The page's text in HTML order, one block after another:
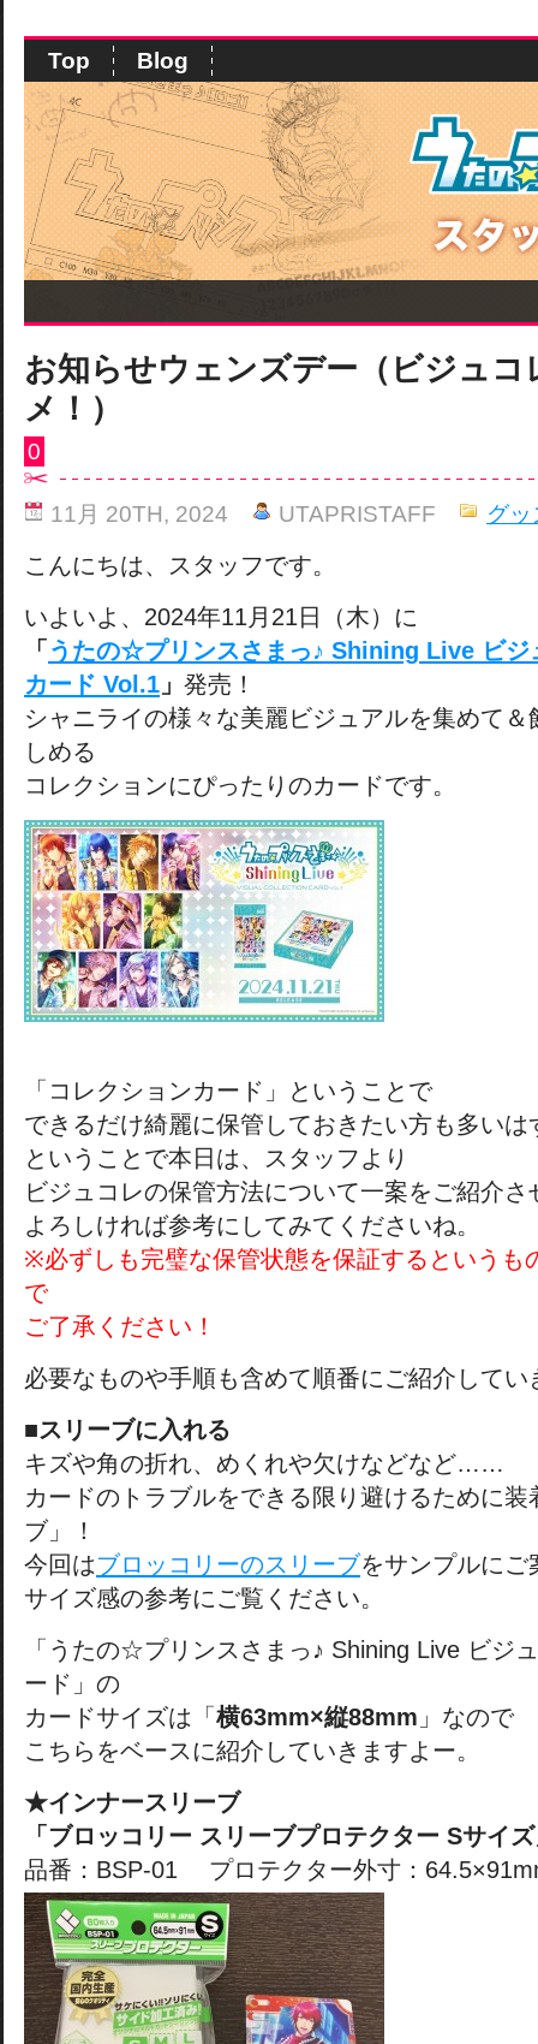
Top Blog
お知らせウェンズデー（ビジュコ
メ！）
0
11月 20TH, 2024 UTAPRISTAFF グ
こんにちは、スタッフです。
いよいよ、2024年11月21日（木）に
「 うたの☆プリンスさまっ♪ Shining Live ビジ
カード Vol.1 」 発売！
シャニライの様々な美麗ビジュアルを集めて
しめる
コレクションにぴったりのカードです。
「コレクションカード」ということで
できるだけ綺麗に保管しておきたい方も多い
ということで本日は、スタッフより
ビジュコレの保管方法について一案をご紹介
よろしければ参考にしてみてくださいね。
※必ずしも完璧な保管状態を保証するというも
で
ご了承ください！
必要なものや手順も含めて順番にご紹介してい
■スリーブに入れる
キズや角の折れ、めくれや欠けなどなど……
カードのトラブルをできる限り避けるために
ブ」！
今回はブロッコリーのスリーブをサンプルにご
サイズ感の参考にご覧ください。
「うたの☆プリンスさまっ♪ Shining Live ビジ
ード」の
カードサイズは「 横63mm×縦88mm 」なので
こちらをベースに紹介していきますよー。
★インナースリーブ
「ブロッコリー スリーブプロテクター Sサイ
品番：BSP-01 プロテクター外寸：